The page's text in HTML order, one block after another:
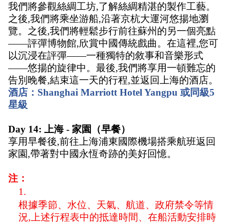
我們將參觀絲綢工坊,了解絲綢精湛的製作工藝。
之後,我們將乘坐游船,沿著京杭大運河悠揚地瀏
覽。之後,我們將輕鬆步行前往蘇州的另一個亮點
——評彈博物館,欣賞中國傳統戲曲。在這裡,您可
以沉浸在評彈——一種獨特的敘事和音樂形式
——悠揚的旋律中。最後,我們將享用一頓難忘的
告別晚餐,結束這一天的行程,並返回上海的酒店。
酒店：Shanghai Marriott Hotel Yangpu 或同級5
星級
Day 14: 上海 - 家園（早餐）
享用早餐後,前往上海浦東國際機場搭乘航班返回
家園,帶著對中國永恆奇跡的美好回憶。
注：
根據季節、水位、天氣、航道、政府禁令等情
況,上述行程表中的抵達時間、在船活動安排時